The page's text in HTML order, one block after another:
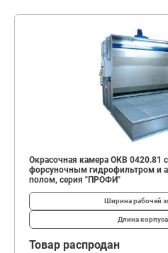
Окрасочная камера ОКВ 0420.81
форсуночным гидрофильтром
полом, серия "ПРОФИ"
Ширина рабочей
Длина
Товар распродан